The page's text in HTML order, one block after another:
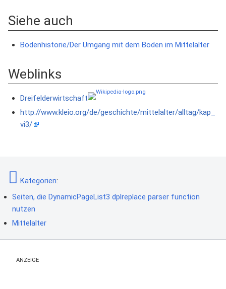
Siehe auch
Bodenhistorie/Der Umgang mit dem Boden im Mittelalter
Weblinks
Dreifelderwirtschaft
http://www.kleio.org/de/geschichte/mittelalter/alltag/kap_
vi3/
Kategorien:
Seiten, die DynamicPageList3 dplreplace parser function
nutzen
Mittelalter
ANZEIGE